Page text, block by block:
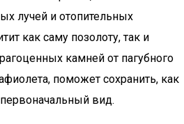
лучей и отопительных
как саму позолоту, так и
камней от пагубного
поможет сохранить, как
вид.